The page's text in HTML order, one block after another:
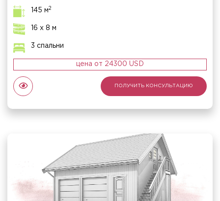
145 м 2
16 х 8 м
3 спальни
цена от 24300 USD
ПОЛУЧИТЬ КОНСУЛЬТАЦИЮ